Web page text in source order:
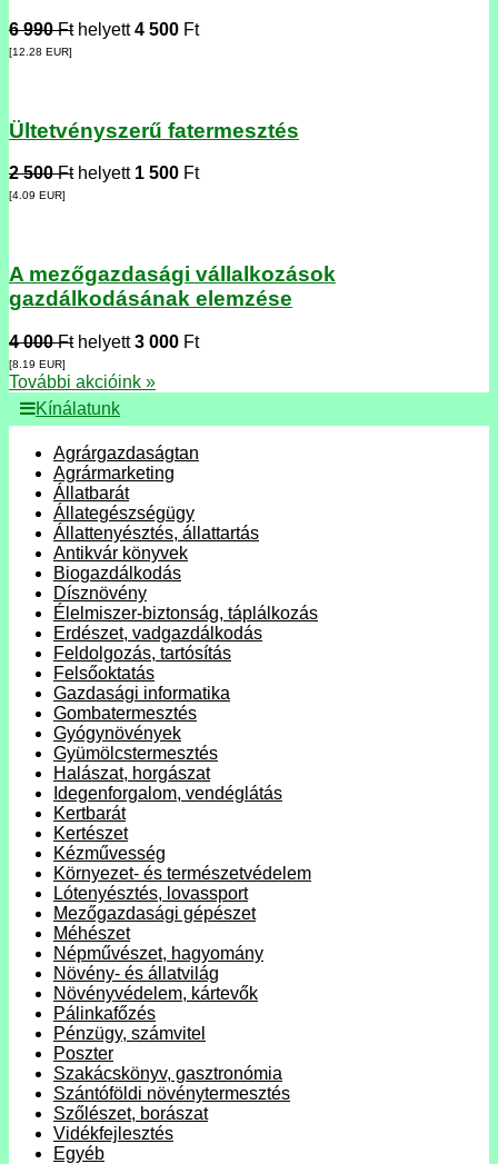
6 990 Fthelyett4 500 Ft
[12.28 EUR]
Ültetvényszerű fatermesztés
2 500 Fthelyett 1 500 Ft
[4.09 EUR]
A mezőgazdasági vállalkozások
gazdálkodásának elemzése
4 000 Fthelyett3 000 Ft
[8.19 EUR]
További akcióink »
Kínálatunk
Agrárgazdaságtan
Agrármarketing
Állatbarát
Állategészségügy
Állattenyésztés, állattartás
Antikvár könyvek
Biogazdálkodás
Dísznövény
Élelmiszer-biztonság, táplálkozás
Erdészet, vadgazdálkodás
Feldolgozás, tartósítás
Felsőoktatás
Gazdasági informatika
Gombatermesztés
Gyógynövények
Gyümölcstermesztés
Halászat, horgászat
Idegenforgalom, vendéglátás
Kertbarát
Kertészet
Kézművesség
Környezet- és természetvédelem
Lótenyésztés, lovassport
Mezőgazdasági gépészet
Méhészet
Népművészet, hagyomány
Növény- és állatvilág
Növényvédelem, kártevők
Pálinkafőzés
Pénzügy, számvitel
Poszter
Szakácskönyv, gasztronómia
Szántóföldi növénytermesztés
Szőlészet, borászat
Vidékfejlesztés
Egyéb